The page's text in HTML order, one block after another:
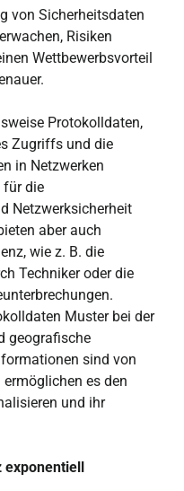
von Sicherheitsdaten
Risiken
Wettbewerbsvorteil
Protokolldaten,
Zugriffs und die
in Netzwerken
für die
Netzwerksicherheit
aber auch
wie z. B. die
Techniker oder die
Muster bei der
geografische
sind von
es den
und ihr
exponentiell